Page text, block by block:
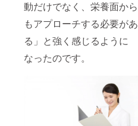
動だけでなく、栄養面から
もアプローチする必要があ
る」と強く感じるように
なったのです。